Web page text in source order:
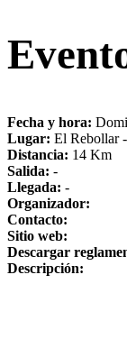
Fecha y hora:
Lugar: El Rebollar
Distancia: 14 Km
Salida: -
Llegada: -
Organizador:
Contacto:
Sitio web:
Descargar
Descripción: